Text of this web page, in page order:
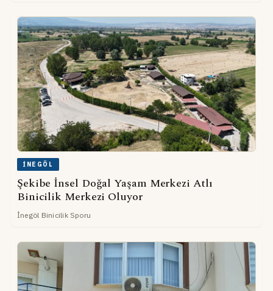
İNEGÖL
Şekibe İnsel Doğal Yaşam Merkezi Atlı
Binicilik Merkezi Oluyor
İnegöl Binicilik Sporu